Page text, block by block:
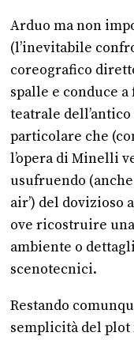
Arduo ma non
(l’inevitabile
coreografico
spalle e conduce
teatrale
particolare che
l’opera di Minelli
usufruendo
air’) del dovizioso
ove ricostruire una
ambiente o
scenotecnici.
Restando
semplicità del plot